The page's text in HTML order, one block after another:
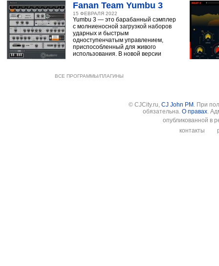
Fanan Team Yumbu 3
15 ФЕВРАЛЯ 2022
Yumbu 3 — это барабанный сэмплер
с молниеносной загрузкой наборов
ударных и быстрым
одноступенчатым управлением,
приспособленный для живого
использования. В новой версии
ВСЕ ПРОГРАММЫ/ПЛАГИНЫ
© CJCity.ru, CJ John PM . При
обязательна. О правах.
опубликованной в
контакты